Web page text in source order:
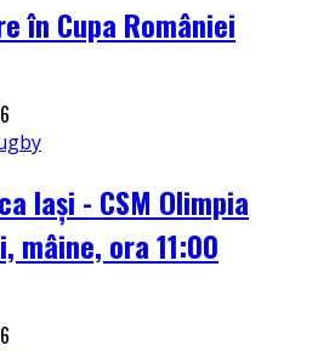
în Cupa României
Iași - CSM Olimpia
mâine, ora 11:00